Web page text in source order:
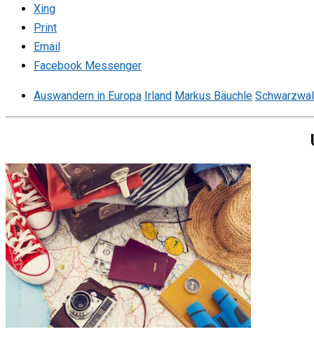
Xing
Print
Email
Facebook Messenger
Auswandern in Europa Irland Markus Bäuchle